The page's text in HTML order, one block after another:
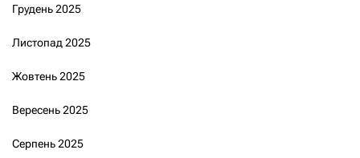
Грудень 2025
Листопад 2025
Жовтень 2025
Вересень 2025
Серпень 2025